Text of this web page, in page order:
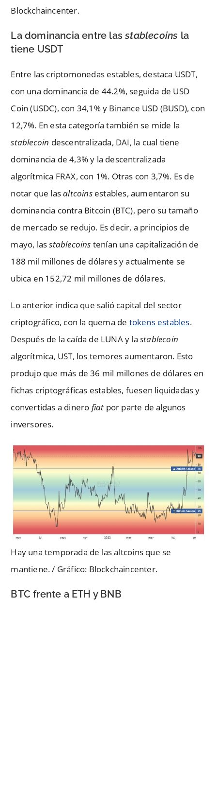
Blockchaincenter.
La dominancia entre lasstablecoins la
tiene USDT
Entre las criptomonedas estables, destaca USDT,
con una dominancia de 44.2%, seguida de USD
Coin (USDC), con 34,1% y Binance USD (BUSD), con
12,7%. En esta categoría también se mide la
stablecoin descentralizada, DAI, la cual tiene
dominancia de 4,3% y la descentralizada
algorítmica FRAX, con 1%. Otras con 3,7%. Es de
notar que lasaltcoinsestables, aumentaron su
dominancia contra Bitcoin (BTC), pero su tamaño
de mercado se redujo. Es decir, a principios de
mayo, lasstablecoins tenían una capitalización de
188 mil millones de dólares y actualmente se
ubica en 152,72 mil millones de dólares.
Lo anterior indica que salió capital del sector
criptográfico, con la quema de tokens estables.
Después de la caída de LUNA y lastablecoin
algorítmica, UST, los temores aumentaron. Esto
produjo que más de 36 mil millones de dólares en
fichas criptográficas estables, fuesen liquidadas y
convertidas a dinero fiat por parte de algunos
inversores.
Hay una temporada de las altcoins que se
mantiene. / Gráfico: Blockchaincenter.
BTC frente a ETH y BNB